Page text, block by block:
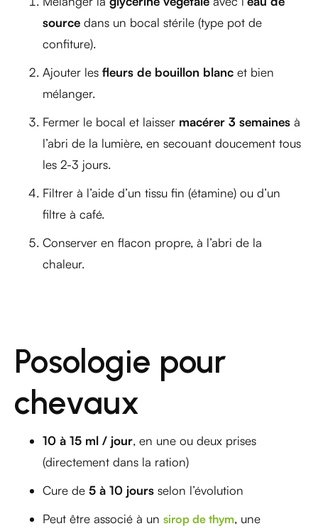
source dans un bocal stérile (type pot de
confiture).
Ajouter les fleurs de bouillon blanc et bien
mélanger.
Fermer le bocal et laisser macérer 3 semaines à
l’abri de la lumière, en secouant doucement tous
les 2-3 jours.
Filtrer à l’aide d’un tissu fin (étamine) ou d’un
filtre à café.
Conserver en flacon propre, à l’abri de la
chaleur.
Posologie pour
chevaux
10 à 15 ml / jour, en une ou deux prises
(directement dans la ration)
Cure de 5 à 10 jours selon l’évolution
Peut être associé à un sirop de thym, une